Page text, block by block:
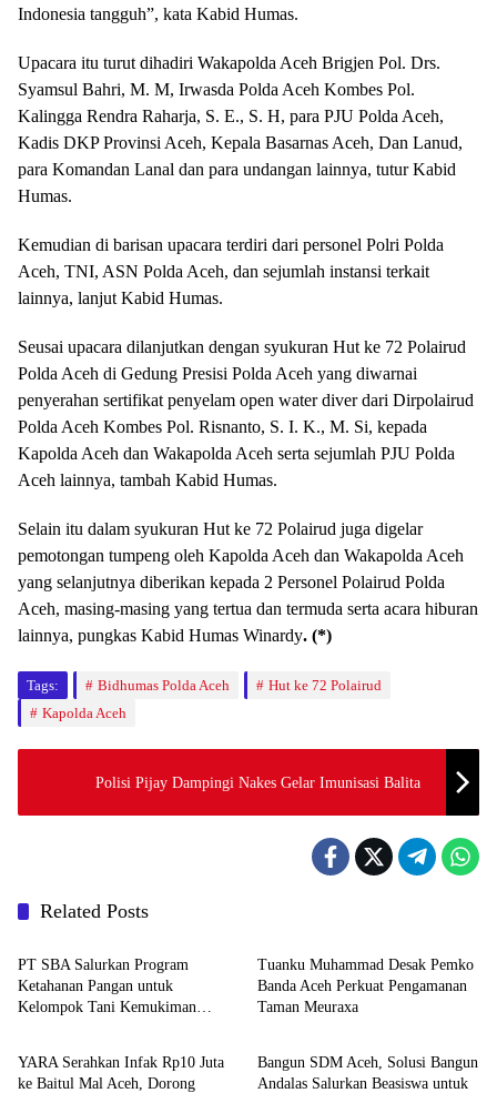
Indonesia tangguh”, kata Kabid Humas.
Upacara itu turut dihadiri Wakapolda Aceh Brigjen Pol. Drs.
Syamsul Bahri, M. M, Irwasda Polda Aceh Kombes Pol.
Kalingga Rendra Raharja, S. E., S. H, para PJU Polda Aceh,
Kadis DKP Provinsi Aceh, Kepala Basarnas Aceh, Dan Lanud,
para Komandan Lanal dan para undangan lainnya, tutur Kabid
Humas.
Kemudian di barisan upacara terdiri dari personel Polri Polda
Aceh, TNI, ASN Polda Aceh, dan sejumlah instansi terkait
lainnya, lanjut Kabid Humas.
Seusai upacara dilanjutkan dengan syukuran Hut ke 72 Polairud
Polda Aceh di Gedung Presisi Polda Aceh yang diwarnai
penyerahan sertifikat penyelam open water diver dari Dirpolairud
Polda Aceh Kombes Pol. Risnanto, S. I. K., M. Si, kepada
Kapolda Aceh dan Wakapolda Aceh serta sejumlah PJU Polda
Aceh lainnya, tambah Kabid Humas.
Selain itu dalam syukuran Hut ke 72 Polairud juga digelar
pemotongan tumpeng oleh Kapolda Aceh dan Wakapolda Aceh
yang selanjutnya diberikan kepada 2 Personel Polairud Polda
Aceh, masing-masing yang tertua dan termuda serta acara hiburan
lainnya, pungkas Kabid Humas Winardy. (*)
Tags: Bidhumas Polda Aceh
Hut ke 72 Polairud
Kapolda Aceh
Polisi Pijay Dampingi Nakes Gelar Imunisasi Balita
Related Posts
Berita
PT SBA Salurkan Program
Ketahanan Pangan untuk
Kelompok Tani Kemukiman
Tuanku Muhammad Desak Pemko
Banda Aceh Perkuat Pengamanan
Taman Meuraxa
Berita
YARA Serahkan Infak Rp10 Juta
ke Baitul Mal Aceh, Dorong
Berita
Bangun SDM Aceh, Solusi Bangun
Andalas Salurkan Beasiswa untuk